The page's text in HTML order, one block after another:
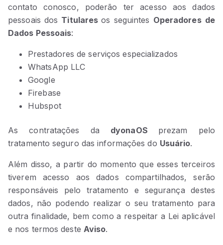
contato conosco, poderão ter acesso aos dados
pessoais dos Titularesos seguintes Operadores de
Dados Pessoais:
Prestadores de serviços especializados
WhatsApp LLC
Google
Firebase
Hubspot
As contratações da dyonaOS
prezam pelo
tratamento seguro das informações do Usuário.
Além disso, a partir do momento que esses terceiros
tiverem acesso aos dados compartilhados, serão
responsáveis pelo tratamento e segurança destes
dados, não podendo realizar o seu tratamento para
outra finalidade, bem como a respeitar a Lei aplicável
e nos termos deste Aviso.